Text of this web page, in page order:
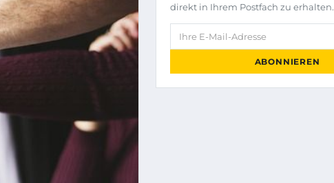
direkt in Ihrem Postfach zu erhalten.
Ihre E-Mail-Adresse
ABONNIEREN